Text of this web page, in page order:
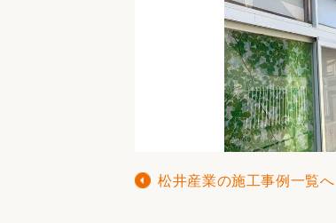
松井産業の施工事例一覧へ